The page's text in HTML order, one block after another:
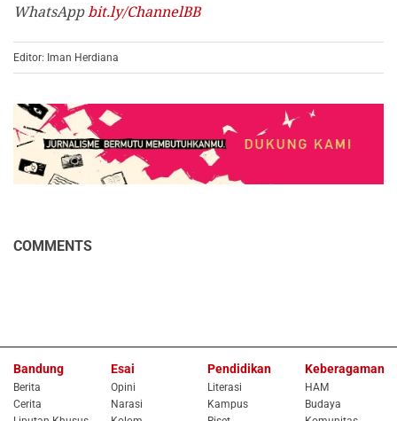
WhatsAppbit.ly/ChannelBB
Editor: Iman Herdiana
COMMENTS
Bandung
Berita
Cerita
Esai
Opini
Narasi
Pendidikan
Literasi
Kampus
Keberagaman
HAM
Budaya